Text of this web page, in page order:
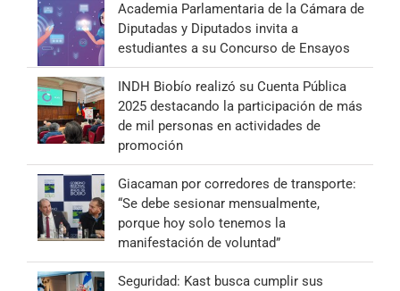
Academia Parlamentaria de la Cámara de
Diputadas y Diputados invita a
estudiantes a su Concurso de Ensayos
INDH Biobío realizó su Cuenta Pública
2025 destacando la participación de más
de mil personas en actividades de
promoción
Giacaman por corredores de transporte:
“Se debe sesionar mensualmente,
porque hoy solo tenemos la
manifestación de voluntad”
Seguridad: Kast busca cumplir sus